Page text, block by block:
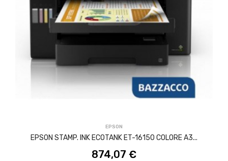
EPSON
EPSON STAMP. INK ECOTANK ET-16150 COLORE A3...
874,07 €